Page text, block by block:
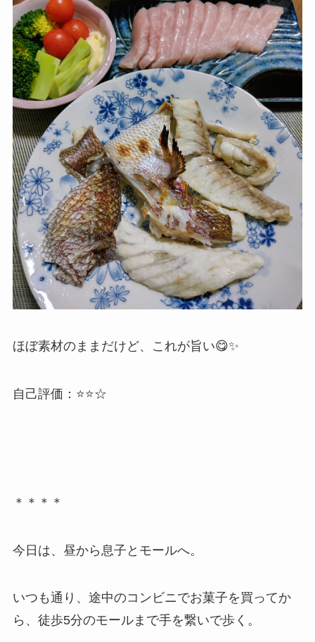
ほぼ素材のままだけど、これが旨い😋✨
自己評価：⭐⭐☆
＊＊＊＊
今日は、昼から息子とモールへ。
いつも通り、途中のコンビニでお菓子を買ってか
ら、徒歩5分のモールまで手を繋いで歩く。